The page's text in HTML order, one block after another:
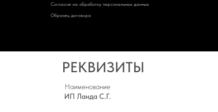
Cогласие на обработку персональных данных
Образец договора
РЕКВИЗИТЫ
Наименование
ИП Ланда С.Г.